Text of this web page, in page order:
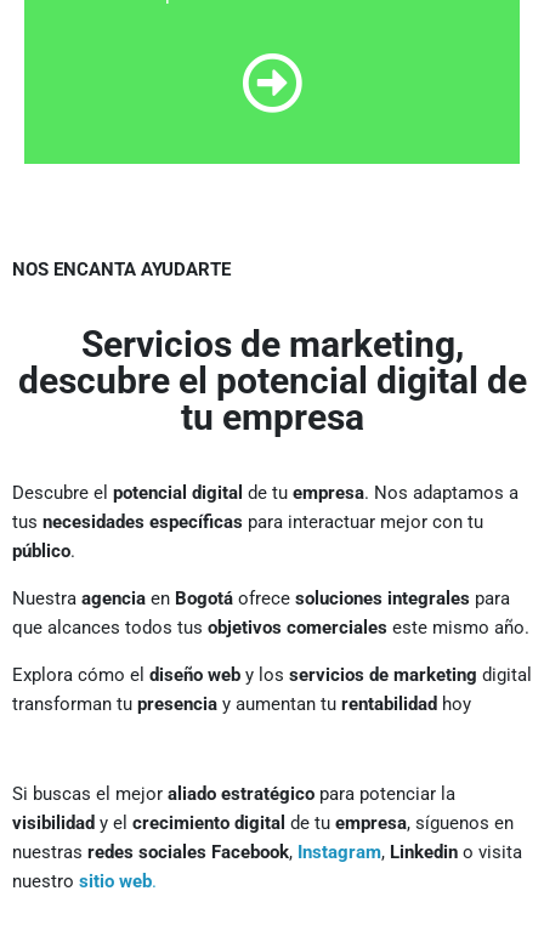
NOS ENCANTA AYUDARTE
Servicios de marketing,
descubre el potencial digital de
tu empresa
Descubre el potencial digital de tu empresa. Nos adaptamos a
tus necesidades específicas para interactuar mejor con tu
público.
Nuestra agencia en Bogotá ofrece soluciones integrales para
que alcances todos tus objetivos comerciales este mismo año.
Explora cómo el diseño web y los servicios de marketing digital
transforman tu presencia y aumentan tu rentabilidad hoy
Si buscas el mejor aliado estratégico para potenciar la
visibilidad y el crecimiento digital de tu empresa, síguenos en
nuestras redes sociales Facebook, Instagram, Linkedin o visita
nuestro sitio web.